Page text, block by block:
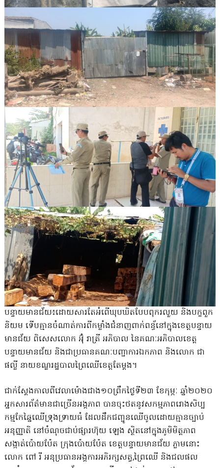
បន្ទាយមានជ័យ​៖ដោ​យសារតែអំពើឃុបឃិតបែបពុករលួយ និងបក្ខពួក
និយម ទើបគ្មានចំ​ណាត់​ការ​ពីកម្លាំងជំនាញ​ពាក់ពន្ធ័​នៅក្នុងខេត្តបន្ទាយ
មានជ័យ​ ពិសេសលោក អ៊ុំ រាត្រី អភិបាល នៃគ​ណៈ​អភិបាលខេត្ត
បន្ទាយមានជ័យ និងជាប្រធាន​គណៈបញ្ជាការឯកភាព​ និងលោក ជា
ផល្លី នាយខណ្ឌរដ្ឋបាលព្រៃឈើខេត្តតែម្តង។
ជាក់ស្តែងកា​លពីវេលាម៉ោងជាង១០ព្រឹកថ្ងៃទី២៣ ខែកុម្ភៈ ឆ្នាំ២០២០
អ្នកសា​រព័ត៌មានជាច្រើនអង្គ​ភាព បានចុះថតនូវសកម្មភាពរោងសិប្ប
កម្ម​កែឆ្នៃឈើទ្រុងទ្រាយធំ ដែលដឹកជញ្ជូនឈើចូលដោយ​គ្មាន​ច្បាប់
អនុញ្ញាតិ​ ​នៅចំណុចជាប់ផ្សារហ៊ុយ ឡេង ស្ថិតនៅក្នុងភូមិ​មិត្តភាព
សង្កាត់ប៉ោយប៉ែត ក្រុង​ប៉ោយ​ប៉ែត ខេត្តបន្ទាយ​មានជ័យ ភ្លាមនោះ
លោក ពៅ រី អនុប្រធានអង្គការអ​ភិរក្ស​សត្វ,ព្រៃ​ឈើ និងជ​លផល